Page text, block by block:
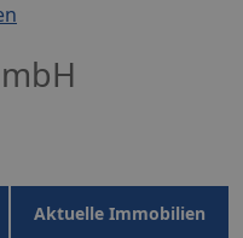
Aktuelle Immobilien